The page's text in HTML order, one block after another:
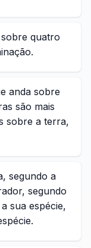
quatro
anda sobre
são mais
sobre a terra,
segundo a
segundo
sua espécie,